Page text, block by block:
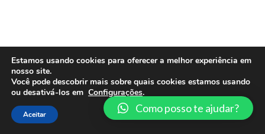
Estamos usando cookies para oferecer a melhor experiência em
nosso site.
Você pode descobrir mais sobre quais cookies estamos usando
ou desativá-los em Configurações.
Aceitar
Como posso te ajudar?